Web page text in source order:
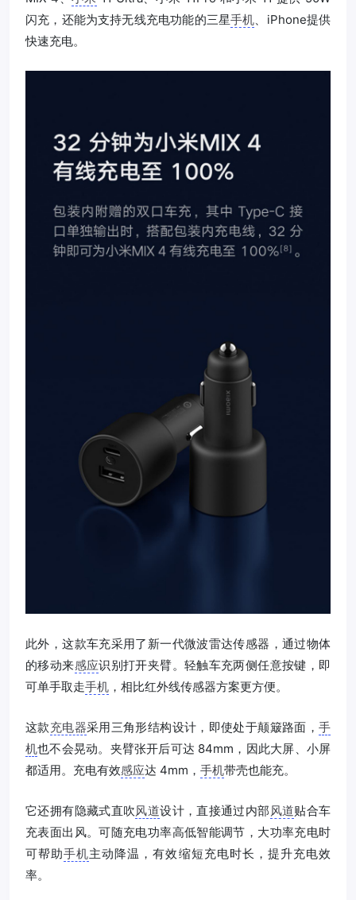
闪充，还能为支持无线充电功能的三星手机、iPhone提供
快速充电。
此外，这款车充采用了新一代微波雷达传感器，通过物体
的移动来感应识别打开夹臂。轻触车充两侧任意按键，即
可单手取走手机 ，相比红外线传感器方案更方便。
这款充电器采用三角形结构设计，即使处于颠簸路面， 手
机也不会晃动。夹臂张开后可达 84mm，因此大屏、小屏
都适用。充电有效感应达 4mm， 手机带壳也能充。
它还拥有隐藏式直吹风道设计，直接通过内部 风道贴合车
充表面出风。可随充电功率高低智能调节，大功率充电时
可帮助手机主动降温，有效缩短充电时长，提升充电效
率。